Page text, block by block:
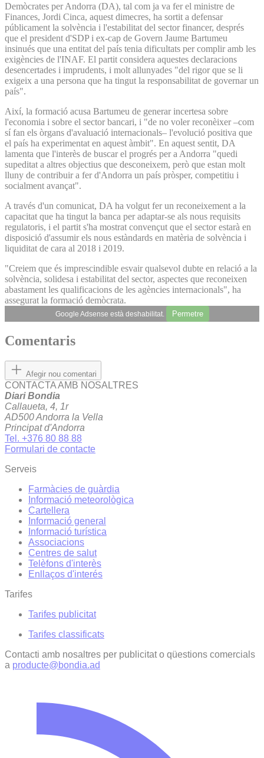
Demòcrates per Andorra (DA), tal com ja va fer el ministre de
Finances, Jordi Cinca, aquest dimecres, ha sortit a defensar
públicament la solvència i l'estabilitat del sector financer, després
que el president d'SDP i ex-cap de Govern Jaume Bartumeu
insinués que una entitat del país tenia dificultats per complir amb les
exigències de l'INAF. El partit considera aquestes declaracions
desencertades i imprudents, i molt allunyades "del rigor que se li
exigeix a una persona que ha tingut la responsabilitat de governar un
país".
Així, la formació acusa Bartumeu de generar incertesa sobre
l'economia i sobre el sector bancari, i "de no voler reconèixer –com
sí fan els òrgans d'avaluació internacionals– l'evolució positiva que
el país ha experimentat en aquest àmbit". En aquest sentit, DA
lamenta que l'interès de buscar el progrés per a Andorra "quedi
supeditat a altres objectius que desconeixem, però que estan molt
lluny de contribuir a fer d'Andorra un país pròsper, competitiu i
socialment avançat".
A través d'un comunicat, DA ha volgut fer un reconeixement a la
capacitat que ha tingut la banca per adaptar-se als nous requisits
regulatoris, i el partit s'ha mostrat convençut que el sector estarà en
disposició d'assumir els nous estàndards en matèria de solvència i
liquiditat de cara al 2018 i 2019.
"Creiem que és imprescindible esvair qualsevol dubte en relació a la
solvència, solidesa i estabilitat del sector, aspectes que reconeixen
abastament les qualificacions de les agències internacionals", ha
assegurat la formació demòcrata.
Google Adsense està deshabilitat. Permetre
Comentaris
Afegir nou comentari
CONTACTA AMB NOSALTRES
Diari Bondia
Callaueta, 4, 1r
AD500 Andorra la Vella
Principat d'Andorra
Tel. +376 80 88 88
Formulari de contacte
Serveis
Farmàcies de guàrdia
Informació meteorològica
Cartellera
Informació general
Informació turística
Associacions
Centres de salut
Telèfons d'interès
Enllaços d'interés
Tarifes
Tarifes publicitat
Tarifes classificats
Contacti amb nosaltres per publicitat o qüestions comercials
a producte@bondia.ad